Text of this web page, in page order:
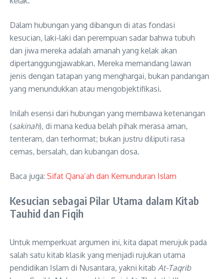
Dalam hubungan yang dibangun di atas fondasi
kesucian, laki-laki dan perempuan sadar bahwa tubuh
dan jiwa mereka adalah amanah yang kelak akan
dipertanggungjawabkan. Mereka memandang lawan
jenis dengan tatapan yang menghargai, bukan pandangan
yang menundukkan atau mengobjektifikasi.
Inilah esensi dari hubungan yang membawa ketenangan
(sakinah), di mana kedua belah pihak merasa aman,
tenteram, dan terhormat; bukan justru diliputi rasa
cemas, bersalah, dan kubangan dosa.
Baca juga: Sifat Qana’ah dan Kemunduran Islam
Kesucian sebagai Pilar Utama dalam Kitab
Tauhid dan Fiqih
Untuk memperkuat argumen ini, kita dapat merujuk pada
salah satu kitab klasik yang menjadi rujukan utama
pendidikan Islam di Nusantara, yakni kitab At-Taqrib